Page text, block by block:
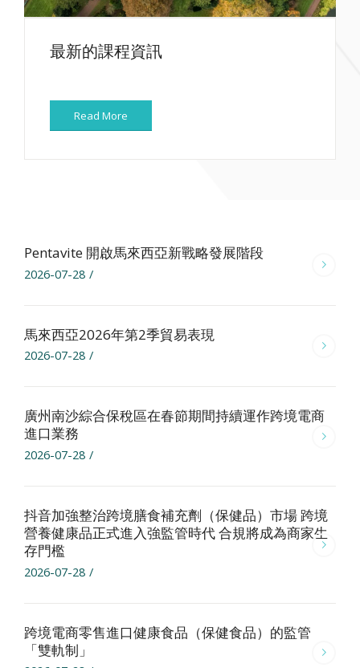
最新的課程資訊
Read More
Pentavite 開啟馬來西亞新戰略發展階段
2026-07-28 /
馬來西亞2026年第2季貿易表現
2026-07-28 /
廣州南沙綜合保稅區在春節期間持續運作跨境電商
進口業務
2026-07-28 /
抖音加強整治跨境膳食補充劑（保健品）市場 跨境
營養健康品正式進入強監管時代 合規將成為商家生
存門檻
2026-07-28 /
跨境電商零售進口健康食品（保健食品）的監管
「雙軌制」